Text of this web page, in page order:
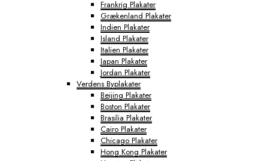
Frankrig Plakater
Grækenland Plakater
Indien Plakater
Island Plakater
Italien Plakater
Japan Plakater
Jordan Plakater
Verdens Byplakater
Beijing Plakater
Boston Plakater
Brasilia Plakater
Cairo Plakater
Chicago Plakater
Hong Kong Plakater